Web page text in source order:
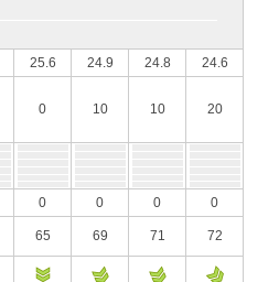
25.6 24.9 24.8 24.6
0 10 10 20
0 0 0 0
65 69 71 72